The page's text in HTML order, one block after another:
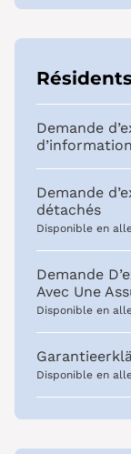
Demande
d’information
Demande
détachés
Disponible en
Demande
Avec Une
Disponible en
Disponible en